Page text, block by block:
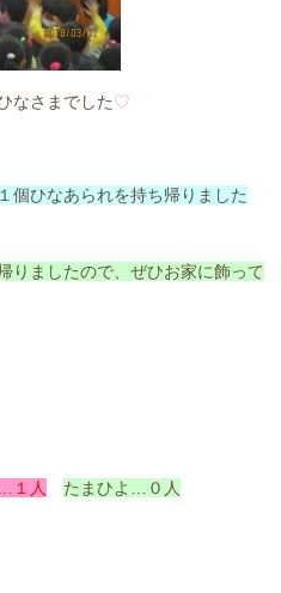
なさまでした♡
個ひなあられを持ち帰りました
りましたので、ぜひお家に飾って
１人 たまひよ…０人